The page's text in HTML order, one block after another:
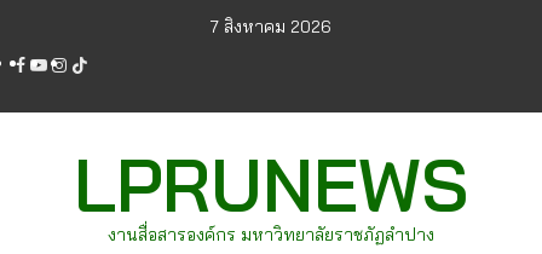
content
7 สิงหาคม 2026
facebook
youtube
instagram
tiktok
LPRUNEWS
งานสื่อสารองค์กร มหาวิทยาลัยราชภัฏลำปาง